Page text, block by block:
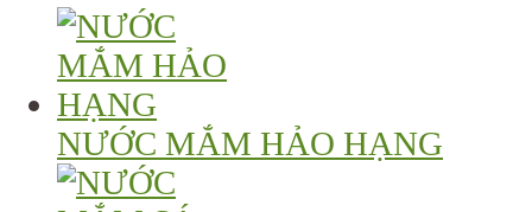
NƯỚC MẮM HẢO HẠNG